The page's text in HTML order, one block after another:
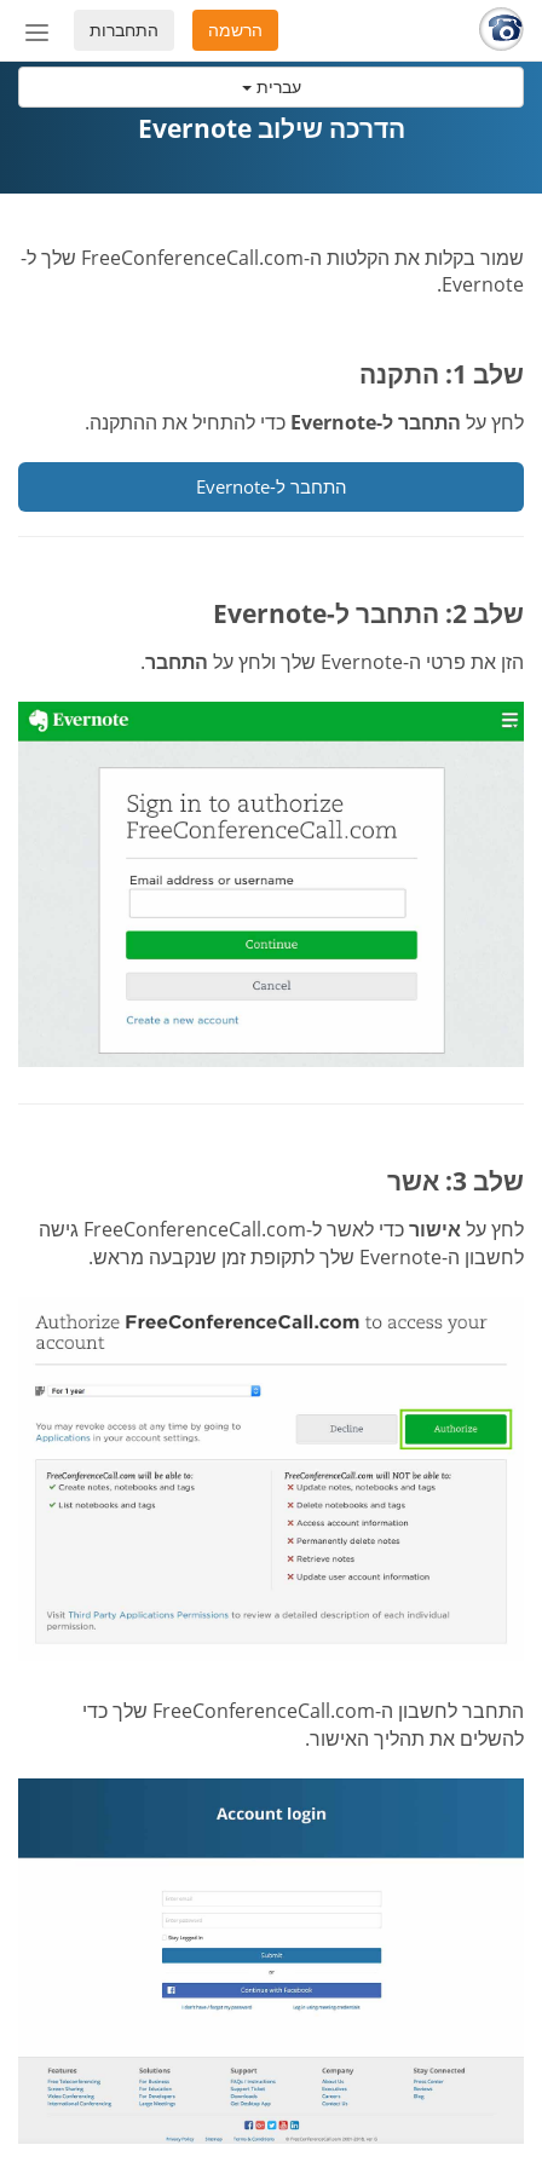
עברית
מצב
התחברות הרשמה
הדרכה שילוב Evernote
שמור בקלות את הקלטות ה-FreeConferenceCall.com שלך ל-
Evernote.
שלב 1: התקנה
לחץ על התחבר ל-Evernote כדי להתחיל את ההתקנה.
התחבר ל-Evernote
שלב 2: התחבר ל-Evernote
הזן את פרטי ה-Evernote שלך ולחץ על התחבר.
שלב 3: אשר
לחץ עלאישור
כדי לאשר ל-FreeConferenceCall.com גישה
לחשבון ה-Evernote שלך לתקופת זמן שנקבעה מראש.
התחבר לחשבון ה-FreeConferenceCall.com שלך כדי
להשלים את תהליך האישור.